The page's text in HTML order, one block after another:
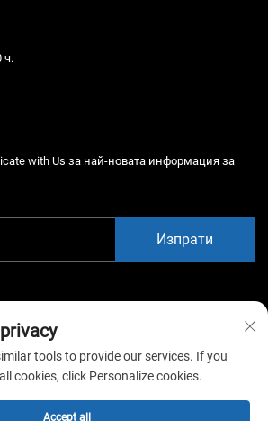
ч.
with Us за най-новата информация за
Изпрати
2026 Китай Гуанджоу Сяотонгао Амюзмън
Всички права запазени. - Политика за
tools to provide our services. If you
cookies, click Personalize cookies.
Accept all